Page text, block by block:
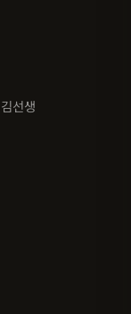
선생